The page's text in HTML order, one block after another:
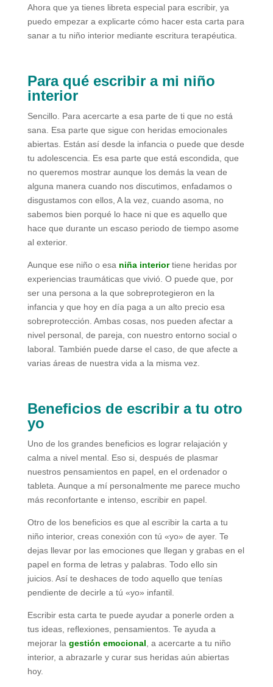
Ahora que ya tienes libreta especial para escribir, ya
puedo empezar a explicarte cómo hacer esta carta para
sanar a tu niño interior mediante escritura terapéutica.
Para qué escribir a mi niño
interior
Sencillo. Para acercarte a esa parte de ti que no está
sana. Esa parte que sigue con heridas emocionales
abiertas. Están así desde la infancia o puede que desde
tu adolescencia. Es esa parte que está escondida, que
no queremos mostrar aunque los demás la vean de
alguna manera cuando nos discutimos, enfadamos o
disgustamos con ellos, A la vez, cuando asoma, no
sabemos bien porqué lo hace ni que es aquello que
hace que durante un escaso periodo de tiempo asome
al exterior.
Aunque ese niño o esa niña interiortiene heridas por
experiencias traumáticas que vivió. O puede que, por
ser una persona a la que sobreprotegieron en la
infancia y que hoy en día paga a un alto precio esa
sobreprotección. Ambas cosas, nos pueden afectar a
nivel personal, de pareja, con nuestro entorno social o
laboral. También puede darse el caso, de que afecte a
varias áreas de nuestra vida a la misma vez.
Beneficios de escribir a tu otro
yo
Uno de los grandes beneficios es lograr relajación y
calma a nivel mental. Eso si, después de plasmar
nuestros pensamientos en papel, en el ordenador o
tableta. Aunque a mí personalmente me parece mucho
más reconfortante e intenso, escribir en papel.
Otro de los beneficios es que al escribir la carta a tu
niño interior, creas conexión con tú «yo» de ayer. Te
dejas llevar por las emociones que llegan y grabas en el
papel en forma de letras y palabras. Todo ello sin
juicios. Así te deshaces de todo aquello que tenías
pendiente de decirle a tú «yo» infantil.
Escribir esta carta te puede ayudar a ponerle orden a
tus ideas, reflexiones, pensamientos. Te ayuda a
mejorar la gestión emocional , a acercarte a tu niño
interior, a abrazarle y curar sus heridas aún abiertas
hoy.